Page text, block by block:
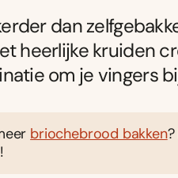
dan
heerlijke kruiden
om je vingers
briochebrood bakken